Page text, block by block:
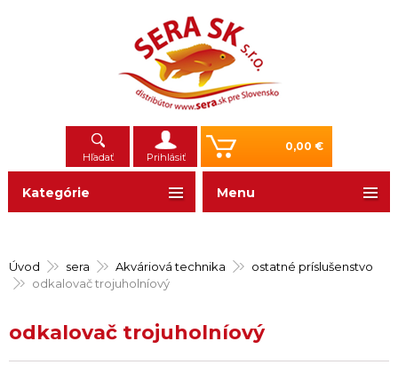
Hľadať Prihlásiť
0,00 €
Úvod sera Akváriová technika
ostatné príslušenstvo
odkalovač trojuholníový
odkalovač trojuholníový
Kategórie Menu